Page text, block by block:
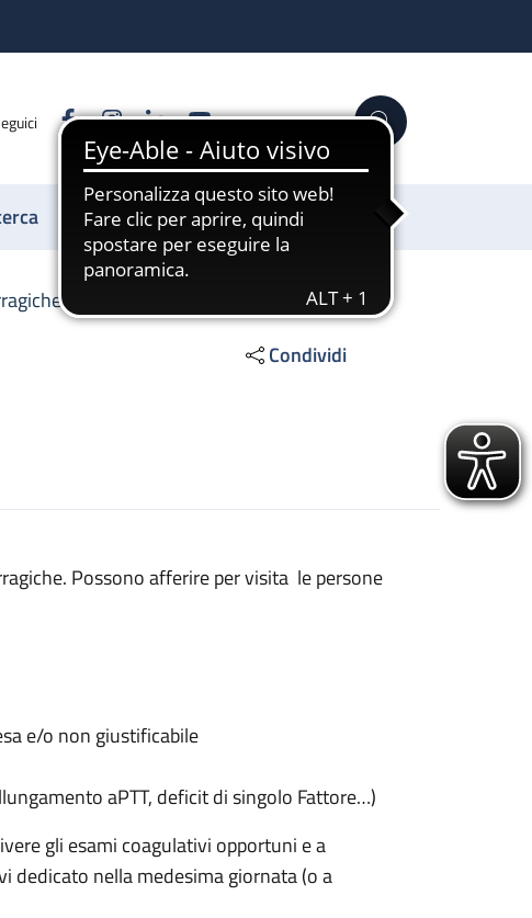
FacebookInstagram
LinkedinYouTube Cerca
Sostienici
Condividi
Possono afferire per visita le persone
e/o non giustificabile
aPTT, deficit di singolo Fattore…)
gli esami coagulativi opportuni e a
dedicato nella medesima giornata (o a